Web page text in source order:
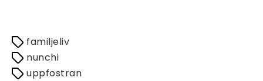
familjeliv
nunchi
uppfostran